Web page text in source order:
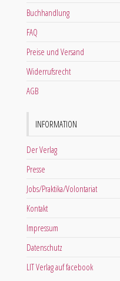
Buchhandlung
FAQ
Preise und Versand
Widerrufsrecht
AGB
INFORMATION
Der Verlag
Presse
Jobs/Praktika/Volontariat
Kontakt
Impressum
Datenschutz
LIT Verlag auf facebook